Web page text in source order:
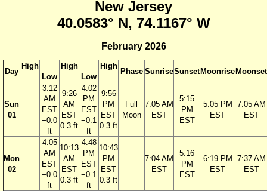
New Jersey
40.0583° N, 74.1167° W
February 2026
Day
High
Low
High
Low
High
Phase SunriseSunset Moonrise Moonset
Sun
01
3:12
AM
EST
−0.0
ft
9:26
AM
EST
0.3 ft
4:02
PM
EST
−0.1
ft
9:56
PM
EST
0.3 ft
Full
Moon
7:05 AM
EST
5:15
PM
EST
5:05 PM
EST
7:05 AM
EST
Mon
02
4:05
AM
EST
−0.0
ft
10:13
AM
EST
0.3 ft
4:48
PM
EST
−0.1
ft
10:43
PM
EST
0.3 ft
7:04 AM
EST
5:16
PM
EST
6:19 PM
EST
7:37 AM
EST